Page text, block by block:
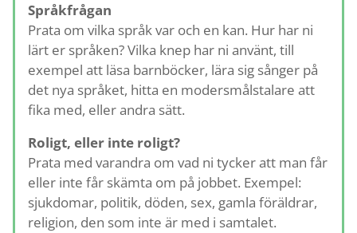
Språkfrågan
Prata om vilka språk var och en kan. Hur har ni
lärt er språken? Vilka knep har ni använt, till
exempel att läsa barnböcker, lära sig sånger på
det nya språket, hitta en modersmålstalare att
fika med, eller andra sätt.
Roligt, eller inte roligt?
Prata med varandra om vad ni tycker att man får
eller inte får skämta om på jobbet. Exempel:
sjukdomar, politik, döden, sex, gamla föräldrar,
religion, den som inte är med i samtalet.